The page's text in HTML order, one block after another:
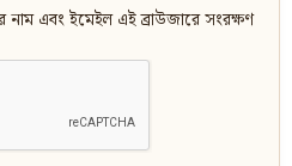
নাম এবং ইমেইল এই ব্রাউজারে সংরক্ষণ